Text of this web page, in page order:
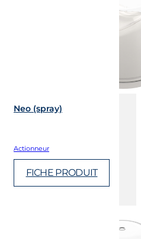
Neo (spray)
Actionneur
FICHE PRODUIT